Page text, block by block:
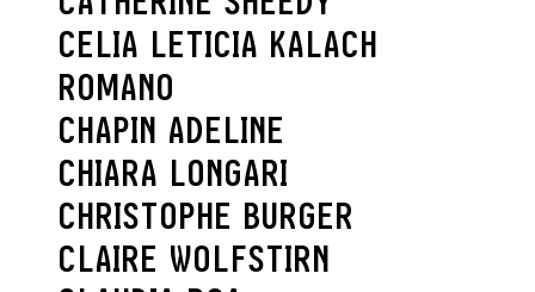
CELIA LETICIA KALACH
ROMANO
CHAPIN ADELINE
CHIARA LONGARI
CHRISTOPHE BURGER
CLAIRE WOLFSTIRN